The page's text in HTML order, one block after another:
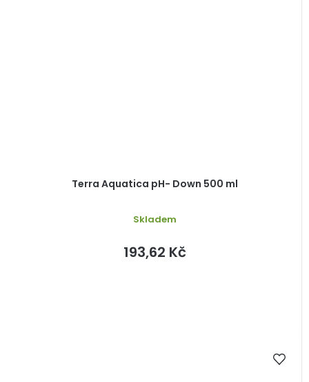
Terra Aquatica pH- Down 500 ml
Skladem
193,62 Kč